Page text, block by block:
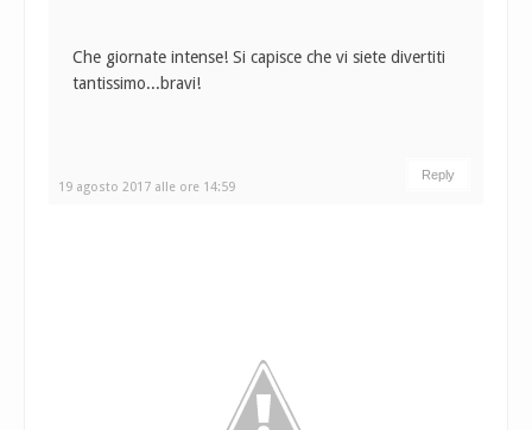
19 agosto 2017 alle ore 14:59
Che giornate intense! Si capisce che vi siete divertiti
tantissimo...bravi!
Reply